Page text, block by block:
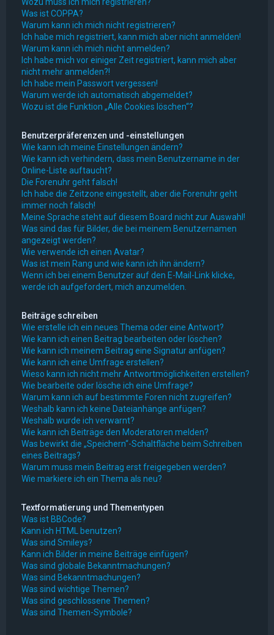
Was ist COPPA?
Warum kann ich mich nicht registrieren?
Ich habe mich registriert, kann mich aber nicht anmelden!
Warum kann ich mich nicht anmelden?
Ich habe mich vor einiger Zeit registriert, kann mich aber
nicht mehr anmelden?!
Ich habe mein Passwort vergessen!
Warum werde ich automatisch abgemeldet?
Wozu ist die Funktion „Alle Cookies löschen“?
Benutzerpräferenzen und -einstellungen
Wie kann ich meine Einstellungen ändern?
Wie kann ich verhindern, dass mein Benutzername in der
Online-Liste auftaucht?
Die Forenuhr geht falsch!
Ich habe die Zeitzone eingestellt, aber die Forenuhr geht
immer noch falsch!
Meine Sprache steht auf diesem Board nicht zur Auswahl!
Was sind das für Bilder, die bei meinem Benutzernamen
angezeigt werden?
Wie verwende ich einen Avatar?
Was ist mein Rang und wie kann ich ihn ändern?
Wenn ich bei einem Benutzer auf den E-Mail-Link klicke,
werde ich aufgefordert, mich anzumelden.
Beiträge schreiben
Wie erstelle ich ein neues Thema oder eine Antwort?
Wie kann ich einen Beitrag bearbeiten oder löschen?
Wie kann ich meinem Beitrag eine Signatur anfügen?
Wie kann ich eine Umfrage erstellen?
Wieso kann ich nicht mehr Antwortmöglichkeiten erstellen?
Wie bearbeite oder lösche ich eine Umfrage?
Warum kann ich auf bestimmte Foren nicht zugreifen?
Weshalb kann ich keine Dateianhänge anfügen?
Weshalb wurde ich verwarnt?
Wie kann ich Beiträge den Moderatoren melden?
Was bewirkt die „Speichern“-Schaltfläche beim Schreiben
eines Beitrags?
Warum muss mein Beitrag erst freigegeben werden?
Wie markiere ich ein Thema als neu?
Textformatierung und Thementypen
Was ist BBCode?
Kann ich HTML benutzen?
Was sind Smileys?
Kann ich Bilder in meine Beiträge einfügen?
Was sind globale Bekanntmachungen?
Was sind Bekanntmachungen?
Was sind wichtige Themen?
Was sind geschlossene Themen?
Was sind Themen-Symbole?